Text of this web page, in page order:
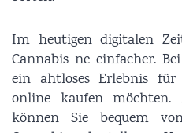
Im heutigen digitalen
Cannabis ne einfacher.
ein ahtloses Erlebnis für
online kaufen
können Sie bequem